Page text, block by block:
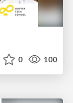
0 100